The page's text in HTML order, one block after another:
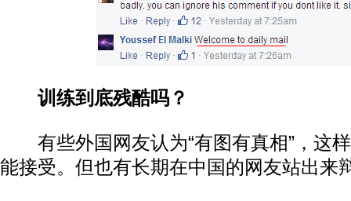
训练到底残酷吗？
有些外国网友认为“有图有真相”，这
能接受。但也有长期在中国的网友站出来